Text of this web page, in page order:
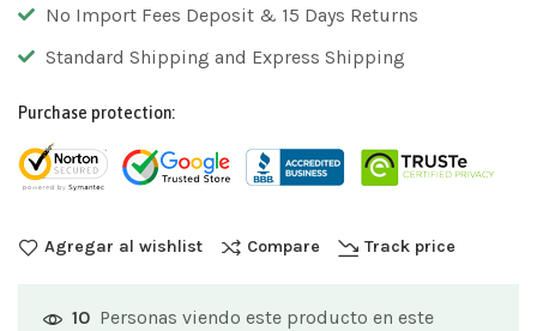
No Import Fees Deposit & 15 Days Returns
Standard Shipping and Express Shipping
Purchase protection:
Agregar al wishlist Compare Track price
10 Personas viendo este producto en este